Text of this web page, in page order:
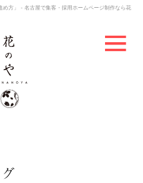
方」 - 名古屋で集客・採用ホームページ制作なら花